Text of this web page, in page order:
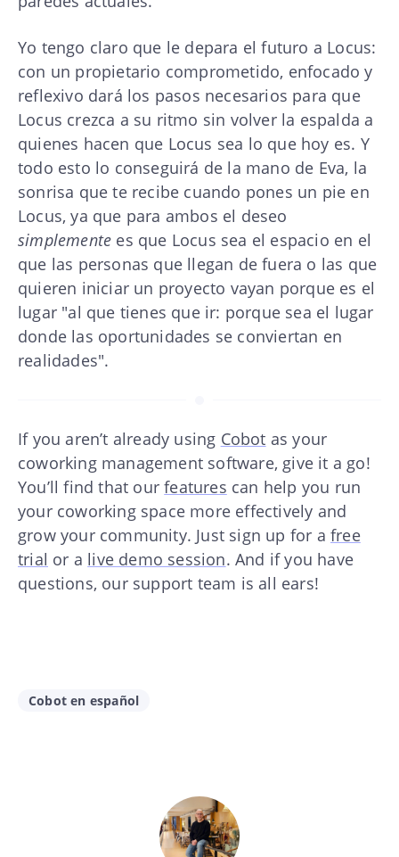
Yo tengo claro que le depara el futuro a Locus:
con un propietario comprometido, enfocado y
reflexivo dará los pasos necesarios para que
Locus crezca a su ritmo sin volver la espalda a
quienes hacen que Locus sea lo que hoy es. Y
todo esto lo conseguirá de la mano de Eva, la
sonrisa que te recibe cuando pones un pie en
Locus, ya que para ambos el deseo
simplemente es que Locus sea el espacio en el
que las personas que llegan de fuera o las que
quieren iniciar un proyecto vayan porque es el
lugar "al que tienes que ir: porque sea el lugar
donde las oportunidades se conviertan en
realidades".
If you aren’t already using Cobot as your
coworking management software, give it a go!
You’ll find that ourfeatures can help you run
your coworking space more effectively and
grow your community. Just sign up for afree
trial or a live demo session. And if you have
questions, our support team is all ears!
Cobot en español